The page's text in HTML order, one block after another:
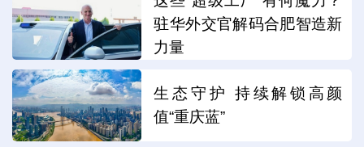
驻华外交官解码合肥智造新
力量
生态守护 持续解锁高颜
值“重庆蓝”